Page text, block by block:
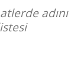
adını